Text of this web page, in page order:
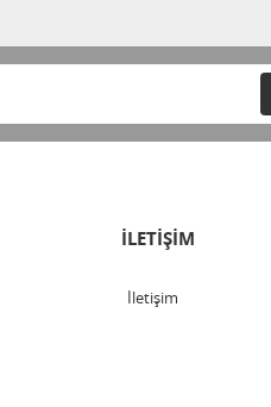
İLETİŞİM
İletişim